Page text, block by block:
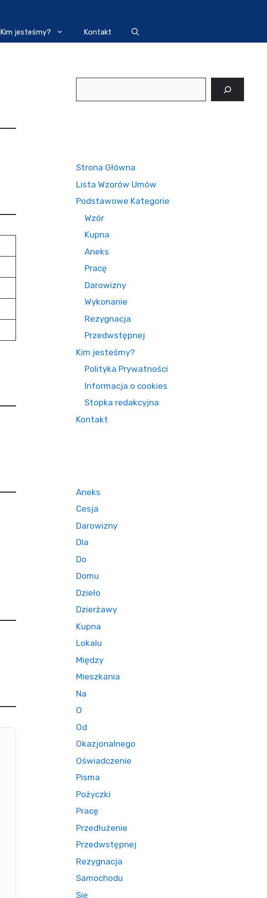
Kim jesteśmy? Kontakt
Strona Główna
Lista Wzorów Umów
Podstawowe Kategorie
Wzór
Kupna
Aneks
Pracę
Darowizny
Wykonanie
Rezygnacja
Przedwstępnej
Kim jesteśmy?
Polityka Prywatności
Informacja o cookies
Stopka redakcyjna
Kontakt
Aneks
Cesja
Darowizny
Dla
Do
Domu
Dzieło
Dzierżawy
Kupna
Lokalu
Między
Mieszkania
Na
O
Od
Okazjonalnego
Oświadczenie
Pisma
Pożyczki
Pracę
Przedłużenie
Przedwstępnej
Rezygnacja
Samochodu
Się